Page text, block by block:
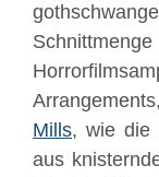
Mills, wie die
aus